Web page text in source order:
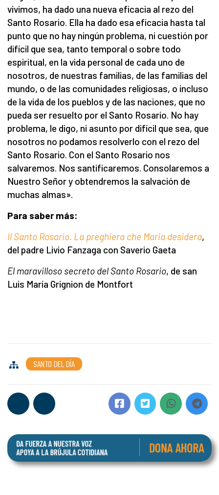
vivimos, ha dado una nueva eficacia al rezo del
Santo Rosario. Ella ha dado esa eficacia hasta tal
punto que no hay ningún problema, ni cuestión por
difícil que sea, tanto temporal o sobre todo
espiritual, en la vida personal de cada uno de
nosotros, de nuestras familias, de las familias del
mundo, o de las comunidades religiosas, o incluso
de la vida de los pueblos y de las naciones, que no
pueda ser resuelto por el Santo Rosario. No hay
problema, le digo, ni asunto por difícil que sea, que
nosotros no podamos resolverlo con el rezo del
Santo Rosario. Con el Santo Rosario nos
salvaremos. Nos santificaremos. Consolaremos a
Nuestro Señor y obtendremos la salvación de
muchas almas».
Para saber más:
Il Santo Rosario. La preghiera che Maria desidera,
del padre Livio Fanzaga con Saverio Gaeta
El maravilloso secreto del Santo Rosario, de san
Luis María Grignion de Montfort
SANTO DEL DÍA